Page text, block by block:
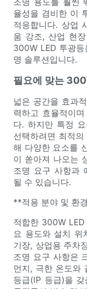
율성을 겸비한 이
적응합니다. 상업
움 강조, 산업 현
300W LED 투광
명 솔루션입니다.
필요에 맞는
넓은 공간을 효과
력하고 효율적이
다. 하지만 특정
선택하려면 최적
해 다양한 요소를
이 쏟아져 나오는
조명 요구 사항과
될 수 있습니다.
**적용 분야 및 환
적합한 300W
요 용도와 설치 위
기장, 상업용 주차
조명 요구 사항은
먼지, 극한 온도와
등급(IP 등급)을